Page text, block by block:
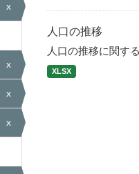
x
x
x
x
人口の推移
人口の推移に関す
XLSX